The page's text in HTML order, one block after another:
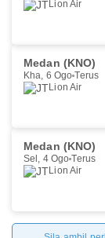
Lion Air
Medan (KNO)
Kha, 6 Ogo Terus
Lion Air
Medan (KNO)
Sel, 4 Ogo Terus
Lion Air